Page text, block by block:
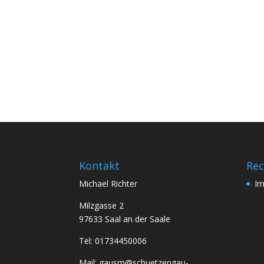
Kontakt
Michael Richter
Milzgasse 2
97633 Saal an der Saale
Tel: 01734450006